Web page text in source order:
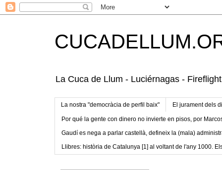
La Cuca de Llum - Luciérnagas -
La nostra "democràcia de perfil baix" El jurament dels
Por qué la gente con dinero no invierte en pisos, por
Gaudí es nega a parlar castellà, defineix la (mala)
Llibres: història de Catalunya [1] al voltant de l'any 1000.